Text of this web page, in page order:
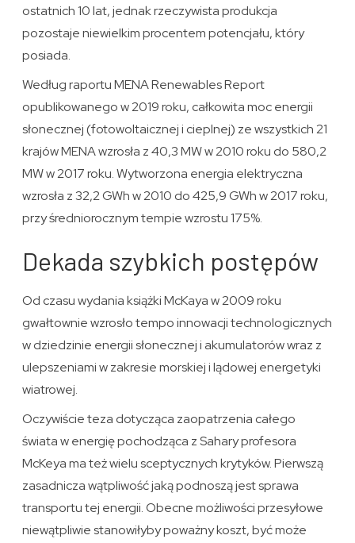
ostatnich 10 lat, jednak rzeczywista produkcja
pozostaje niewielkim procentem potencjału, który
posiada.
Według raportu MENA Renewables Report
opublikowanego w 2019 roku, całkowita moc energii
słonecznej (fotowoltaicznej i cieplnej) ze wszystkich 21
krajów MENA wzrosła z 40,3 MW w 2010 roku do 580,2
MW w 2017 roku. Wytworzona energia elektryczna
wzrosła z 32,2 GWh w 2010 do 425,9 GWh w 2017 roku,
przy średniorocznym tempie wzrostu 175%.
Dekada szybkich postępów
Od czasu wydania książki McKaya w 2009 roku
gwałtownie wzrosło tempo innowacji technologicznych
w dziedzinie energii słonecznej i akumulatorów wraz z
ulepszeniami w zakresie morskiej i lądowej energetyki
wiatrowej.
Oczywiście teza dotycząca zaopatrzenia całego
świata w energię pochodząca z Sahary profesora
McKeya ma też wielu sceptycznych krytyków. Pierwszą
zasadnicza wątpliwość jaką podnoszą jest sprawa
transportu tej energii. Obecne możliwości przesyłowe
niewątpliwie stanowiłyby poważny koszt, być może